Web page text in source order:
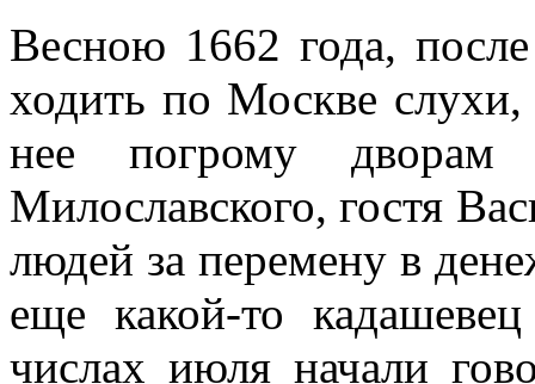
Весною 1662 года,
ходить по Москве
нее погрому дворам
Милославского, гостя
людей за перемену в
еще какой-то
числах июля начали